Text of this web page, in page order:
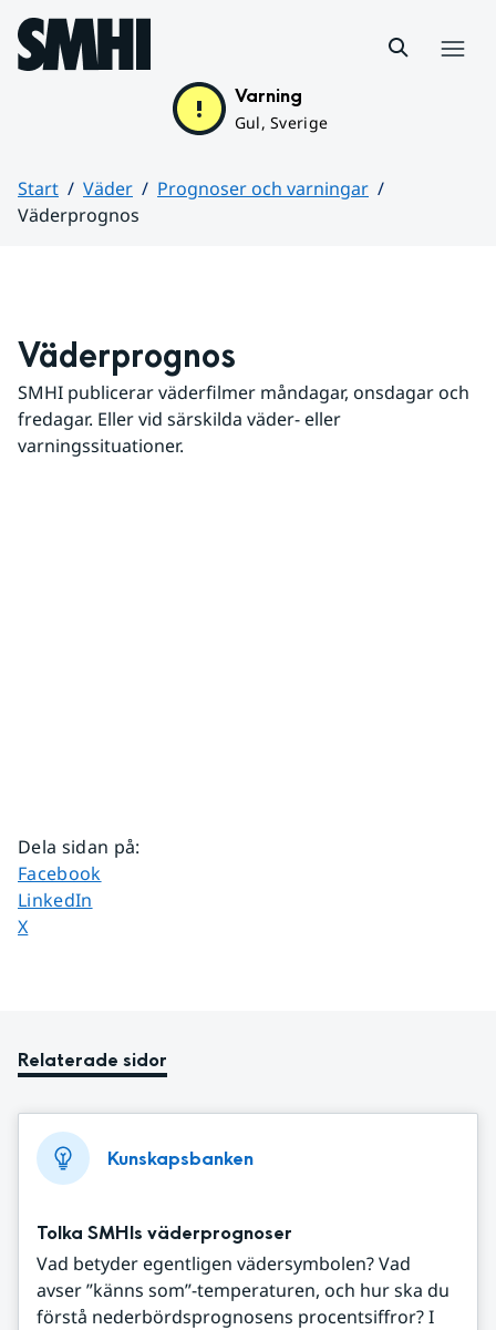
Hoppa till sidans innehåll
Varning
Gul, Sverige
Start Väder
Prognoser och varningar
Väderprognos
Väderprognos
SMHI publicerar väderfilmer måndagar, onsdagar och
fredagar. Eller vid särskilda väder- eller
varningssituationer.
Dela sidan på:
Dela sidan på
Facebook
Dela sidan på
LinkedIn
Dela sidan på
X
Relaterade sidor
Kunskapsbanken
Tolka SMHIs väderprognoser
Vad betyder egentligen vädersymbolen? Vad
avser ”känns som”-temperaturen, och hur ska du
förstå nederbördsprognosens procentsiffror? I